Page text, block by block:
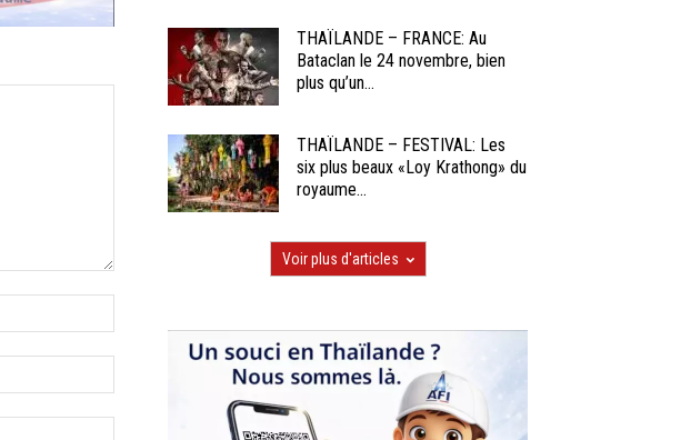
THAÏLANDE – FRANCE: Au
Bataclan le 24 novembre, bien
plus qu’un...
THAÏLANDE – FESTIVAL: Les
six plus beaux «Loy Krathong» du
royaume...
Voir plus d'articles